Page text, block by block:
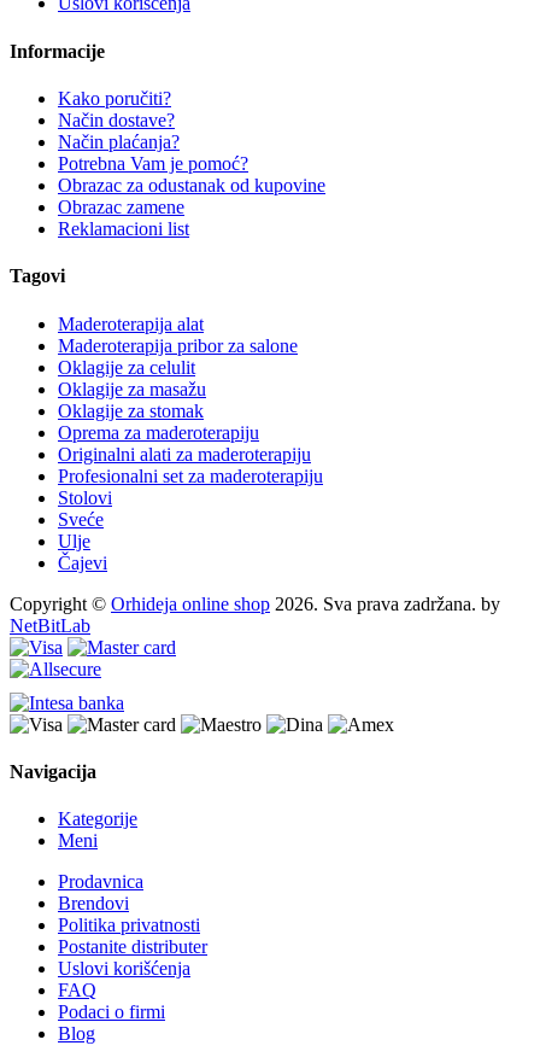
Informacije
Kako poručiti?
Način dostave?
Način plaćanja?
Potrebna Vam je pomoć?
Obrazac za odustanak od kupovine
Obrazac zamene
Reklamacioni list
Tagovi
Maderoterapija alat
Maderoterapija pribor za salone
Oklagije za celulit
Oklagije za masažu
Oklagije za stomak
Oprema za maderoterapiju
Originalni alati za maderoterapiju
Profesionalni set za maderoterapiju
Stolovi
Sveće
Ulje
Čajevi
Copyright © Orhideja online shop 2026. Sva prava zadržana. by
NetBitLab
Navigacija
Kategorije
Meni
Prodavnica
Brendovi
Politika privatnosti
Postanite distributer
Uslovi korišćenja
FAQ
Podaci o firmi
Blog